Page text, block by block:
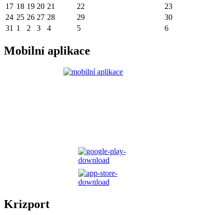
17 18 19 20 21 22
23
24 25 26 27 28 29
30
31 1 2 3 4 5 6
Mobilní aplikace
Krizport